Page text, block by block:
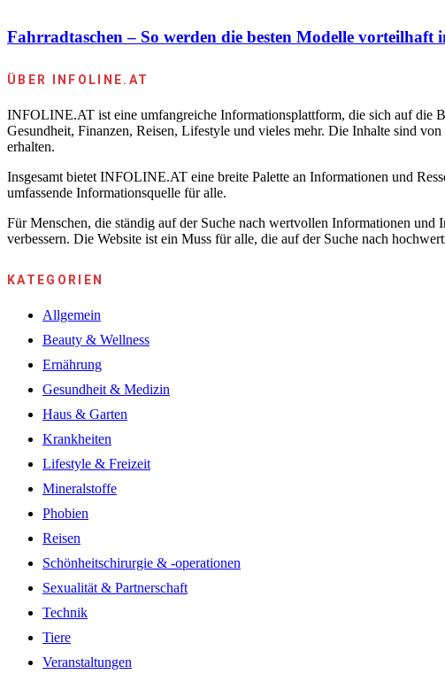
Fahrradtaschen – So werden die besten Modelle vorteilhaft
ÜBER INFOLINE.AT
INFOLINE.AT ist eine umfangreiche Informationsplattform, die sich auf die
Gesundheit, Finanzen, Reisen, Lifestyle und vieles mehr. Die Inhalte sind
erhalten.
Insgesamt bietet INFOLINE.AT eine breite Palette an Informationen und
umfassende Informationsquelle für alle.
Für Menschen, die ständig auf der Suche nach wertvollen Informationen
verbessern. Die Website ist ein Muss für alle, die auf der Suche nach
KATEGORIEN
Allgemein
Beauty & Wellness
Ernährung
Gesundheit & Medizin
Haus & Garten
Krankheiten
Lifestyle & Freizeit
Mineralstoffe
Phobien
Reisen
Schönheitschirurgie & -operationen
Sexualität & Partnerschaft
Technik
Tiere
Veranstaltungen